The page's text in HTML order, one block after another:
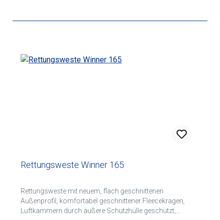
Rettungsweste Winner 165
Rettungsweste mit neuem, flach geschnittenen
Außenprofil, komfortabel geschnittener Fleecekragen,
Luftkammern durch äußere Schutzhülle geschützt,